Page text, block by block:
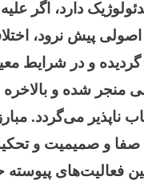
دارد، اگر
پیش نرود،
و در شرایط
منجر شده و
ناپذیر می‌گردد.
و صمیمیت و
فعالیت‌های